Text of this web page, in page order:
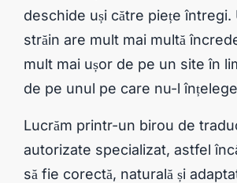
deschide uși către piețe întregi.
străin are mult mai multă
mult mai ușor de pe un site în
de pe unul pe care nu-l
Lucrăm printr-un birou de
autorizate specializat, astfel
să fie corectă, naturală și